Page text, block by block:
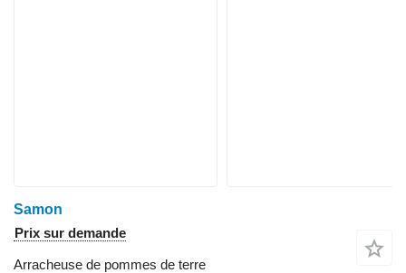
Samon
Prix sur demande
Arracheuse de pommes de terre